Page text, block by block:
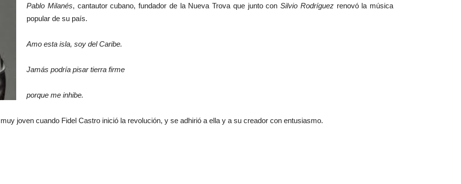
Pablo Milanés, cantautor cubano, fundador de la Nueva Trova que junto con Silvio Rodríguezrenovó la música
popular de su país.
Amo esta isla, soy del Caribe.
Jamás podría pisar tierra firme
porque me inhibe.
joven cuando Fidel Castro inició la revolución, y se adhirió a ella y a su creador con entusiasmo.